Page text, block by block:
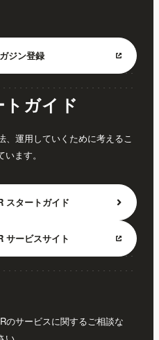
ジン登録
ガイド
、運用していくために考えるこ
ます。
スタートガイド
サービスサイト
のサービスに関するご相談な
。